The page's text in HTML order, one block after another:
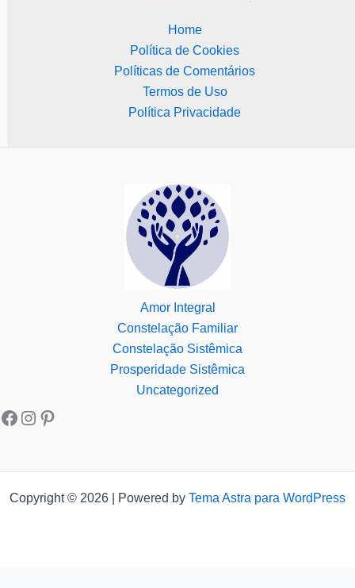
Home
Política de Cookies
Políticas de Comentários
Termos de Uso
Política Privacidade
Amor Integral
Constelação Familiar
Constelação Sistêmica
Prosperidade Sistêmica
Uncategorized
Copyright © 2026 | Powered by Tema Astra para WordPress